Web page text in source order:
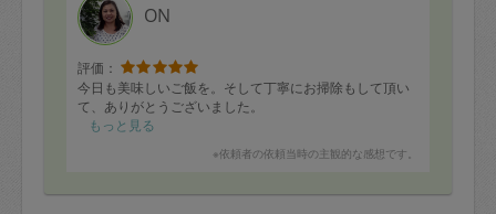
ON
評価：
今日も美味しいご飯を。そして丁寧にお掃除もして頂い
て、ありがとうございました。
もっと見る
※依頼者の依頼当時の主観的な感想です。